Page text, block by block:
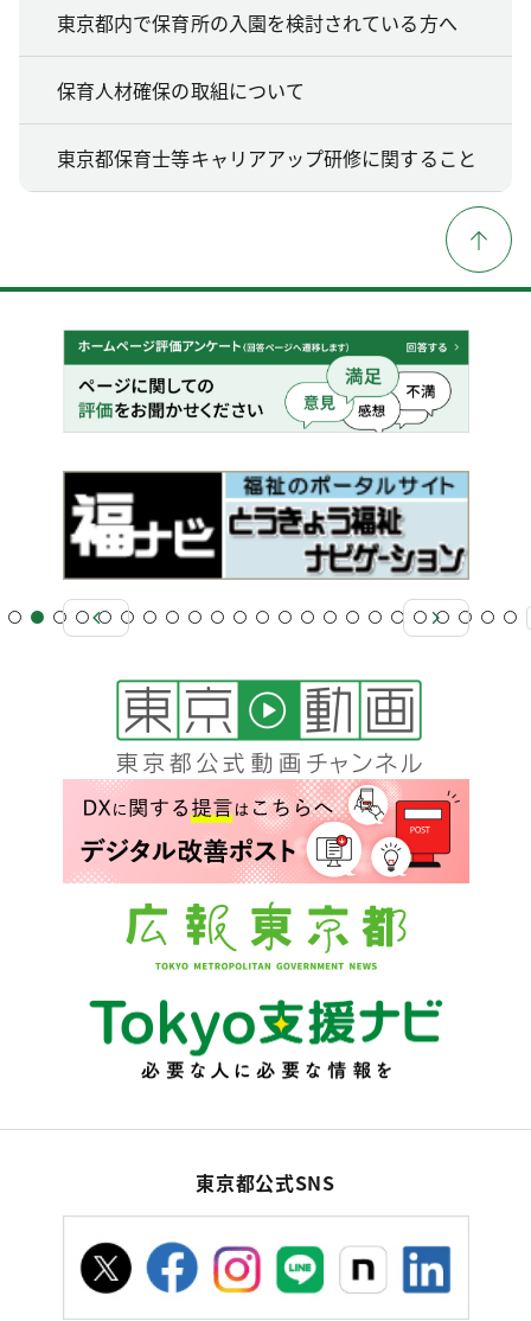
東京都内で保育所の入園を検討されている方へ
保育人材確保の取組について
東京都保育士等キャリアアップ研修に関すること
東京都公式SNS